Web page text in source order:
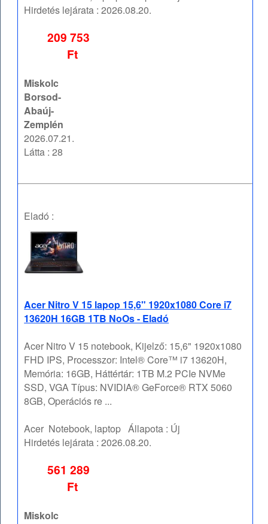
Hirdetés lejárata :2026.08.20.
209 753
Ft
Miskolc
Borsod-
Abaúj-
Zemplén
2026.07.21.
Látta : 28
Eladó :
Acer Nitro V 15 lapop 15,6" 1920x1080 Core i7
13620H 16GB 1TB NoOs - Eladó
Acer Nitro V 15 notebook, Kijelző: 15,6" 1920x1080
FHD IPS, Processzor: Intel® Core™ i7 13620H,
Memória: 16GB, Háttértár: 1TB M.2 PCIe NVMe
SSD, VGA Típus: NVIDIA® GeForce® RTX 5060
8GB, Operációs re ...
Acer Notebook, laptop Állapota : Új
Hirdetés lejárata :2026.08.20.
561 289
Ft
Miskolc